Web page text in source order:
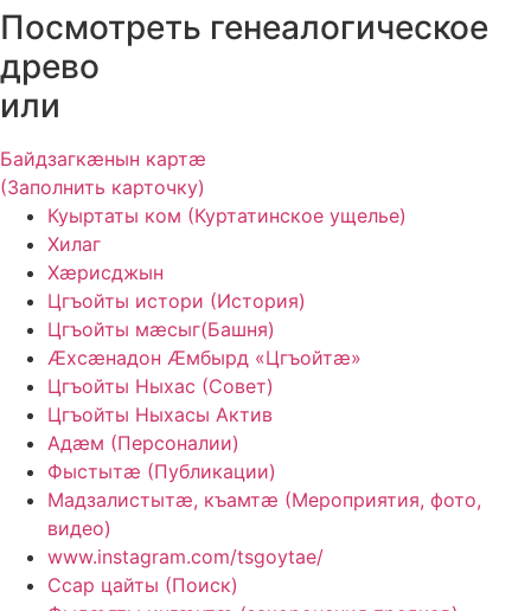
Посмотреть генеалогическое
древо
или
Байдзагкӕнын картӕ
(Заполнить карточку)
Куыртаты ком (Куртатинское ущелье)
Хилаг
Хӕрисджын
Цгъойты истори (История)
Цгъойты мæсыг(Башня)
Ӕхсӕнадон Ӕмбырд «Цгъойтӕ»
Цгъойты Ныхас (Совет)
Цгъойты Ныхасы Актив
Адӕм (Персоналии)
Фыстытӕ (Публикации)
Мадзалистытӕ, къамтӕ (Мероприятия, фото,
видео)
www.instagram.com/tsgoytae/
Ссар цайты (Поиск)